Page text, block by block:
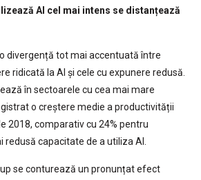
AI cel mai intens se distanțează
divergență tot mai accentuată între
ridicată la AI și cele cu expunere redusă.
în sectoarele cu cea mai mare
o creștere medie a productivității
2018, comparativ cu 24% pentru
redusă capacitate de a utiliza AI.
se conturează un pronunțat efect